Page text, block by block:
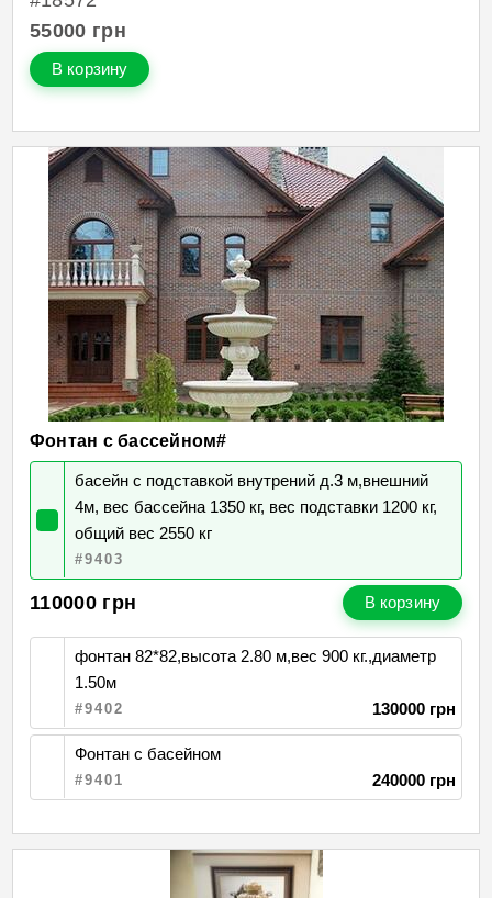
55000 грн
В корзину
Фонтан с басcейном#
басейн с подставкой внутрений д.3 м,внешний
4м, вес бассейна 1350 кг, вес подставки 1200 кг,
общий вес 2550 кг
#9403
110000 грн В корзину
фонтан 82*82,высота 2.80 м,вес 900 кг.,диаметр
1.50м
#9402 130000 грн
Фонтан с басейном
#9401 240000 грн